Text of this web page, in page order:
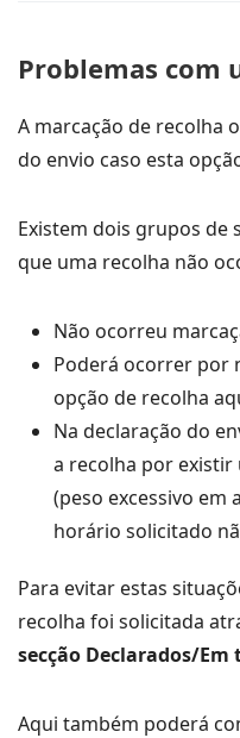
Problemas com
A marcação de recolha
do envio caso esta
Existem dois grupos de
que uma recolha não
Não ocorreu
Poderá ocorrer por
opção de recolha
Na declaração do
a recolha por existir
(peso excessivo em
horário solicitado
Para evitar estas
recolha foi solicitada
secção Declarados/
Aqui também poderá